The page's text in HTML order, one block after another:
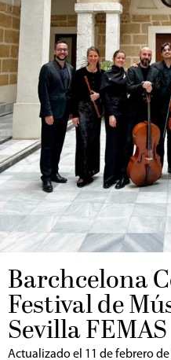
Barchcelona
Festival de
Sevilla FEMAS
Actualizado el 11 de febrero de